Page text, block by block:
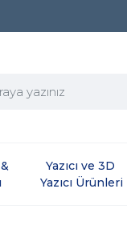
Yazıcı ve 3D
Yazıcı Ürünleri